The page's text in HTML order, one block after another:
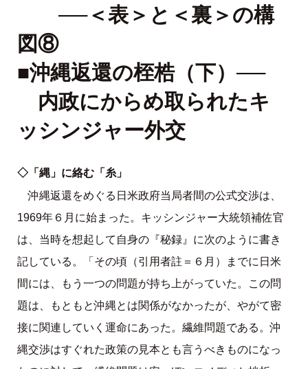
──＜表＞と＜裏＞の構
図⑧
■沖縄返還の桎梏（下）──
内政にからめ取られたキ
ッシンジャー外交
◇「縄」に絡む「糸」
沖縄返還をめぐる日米政府当局者間の公式交渉は、
1969年６月に始まった。キッシンジャー大統領補佐官
は、当時を想起して自身の『秘録』に次のように書き
記している。「その頃（引用者註＝６月）までに日米
間には、もう一つの問題が持ち上がっていた。この問
題は、もともと沖縄とは関係がなかったが、やがて密
接に関連していく運命にあった。繊維問題である。沖
縄交渉はすぐれた政策の見本とも言うべきものになっ